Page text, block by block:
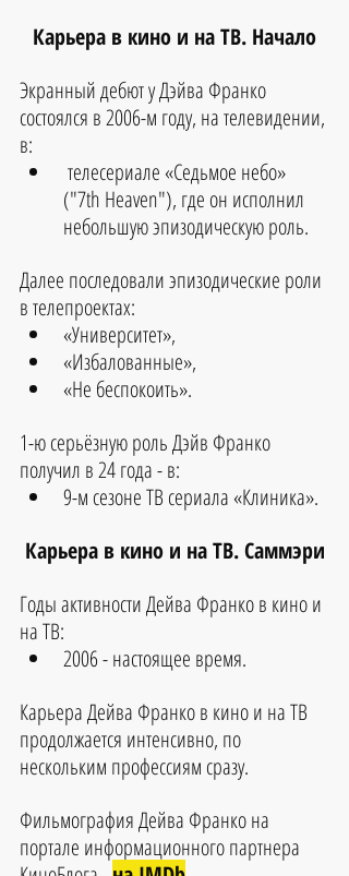
Карьера в кино и на ТВ. Начало
Экранный дебют у Дэйва Франко
состоялся в 2006-м году, на телевидении,
в:
("7th Heaven"), где он исполнил
небольшую эпизодическую роль.
Далее последовали эпизодические роли
в телепроектах:
«Университет»,
«Избалованные»,
«Не беспокоить».
1-ю серьёзную роль Дэйв Франко
получил в 24 года - в:
9-м сезоне ТВ сериала «Клиника».
Карьера в кино и на ТВ. Саммэри
Годы активности Дейва Франко в кино и
на ТВ:
2006 - настоящее время.
Карьера Дейва Франко в кино и на ТВ
продолжается интенсивно, по
нескольким профессиям сразу.
Фильмография Дейва Франко на
портале информационного партнера